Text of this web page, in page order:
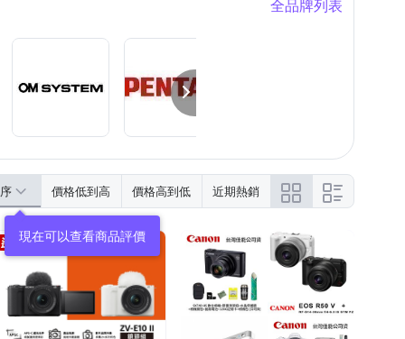
全品牌列表
價格低到高 價格高到低 近期熱銷